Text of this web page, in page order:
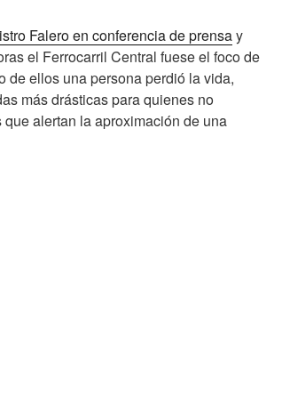
Falero en conferencia de prensay
el Ferrocarril Central fuese el foco de
de ellos una persona perdió la vida,
más drásticas para quienes no
alertan la aproximación de una